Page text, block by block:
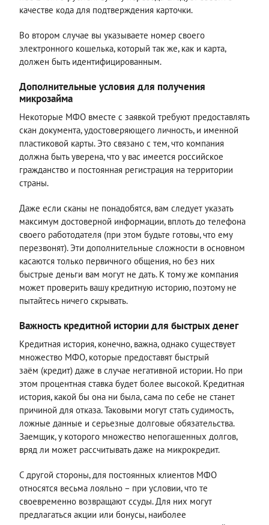
качестве кода для подтверждения карточки.
Во втором случае вы указываете номер своего
электронного кошелька, который так же, как и карта,
должен быть идентифицированным.
Дополнительные условия для получения
микрозайма
Некоторые МФО вместе с заявкой требуют предоставлять
скан документа, удостоверяющего личность, и именной
пластиковой карты. Это связано с тем, что компания
должна быть уверена, что у вас имеется российское
гражданство и постоянная регистрация на территории
страны.
Даже если сканы не понадобятся, вам следует указать
максимум достоверной информации, вплоть до телефона
своего работодателя (при этом будьте готовы, что ему
перезвонят). Эти дополнительные сложности в основном
касаются только первичного общения, но без них
быстрые деньги вам могут не дать. К тому же компания
может проверить вашу кредитную историю, поэтому не
пытайтесь ничего скрывать.
Важность кредитной истории для быстрых денег
Кредитная история, конечно, важна, однако существует
множество МФО, которые предоставят быстрый
заём (кредит) даже в случае негативной истории. Но при
этом процентная ставка будет более высокой. Кредитная
история, какой бы она ни была, сама по себе не станет
причиной для отказа. Таковыми могут стать судимость,
ложные данные и серьезные долговые обязательства.
Заемщик, у которого множество непогашенных долгов,
вряд ли может рассчитывать даже на микрокредит.
С другой стороны, для постоянных клиентов МФО
относятся весьма лояльно – при условии, что те
своевременно возвращают ссуды. Для них могут
предлагаться акции или бонусы, наиболее